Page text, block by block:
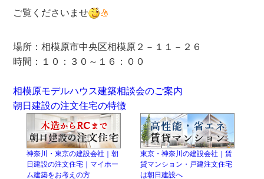
ご覧くださいませ
場所：相模原市中央区相模原２－１１－２６
時間：１０：３０～１６：００
相模原モデルハウス建築相談会のご案内
朝日建設の注文住宅の特徴
神奈川・東京の建設会社｜朝
日建設の注文住宅｜マイホー
ム建築をお考えの方
東京・神奈川の建設会社｜賃
貸マンション・戸建注文住宅
は朝日建設へ